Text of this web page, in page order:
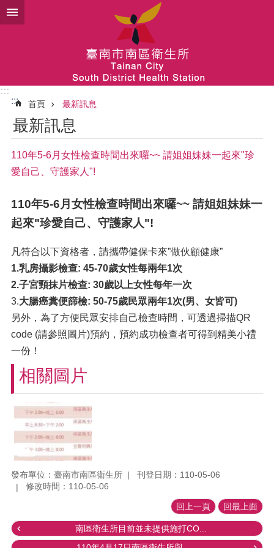
跳到主要內容區塊
:::
:::
首頁 最新訊息
最新訊息
110年5-6月女性檢查時間出來囉~~ 請姐姐妹妹一起來"珍
愛自己、守護家人"!
110年5-6月女性檢查時間出來囉~~ 請姐姐妹妹一
起來"珍愛自己、守護家人"!
凡符合以下資格者，請攜帶健保卡來”做伙顧健康”
1.乳房攝影檢查: 45-70歲女性每兩年1次
2.子宮頸抹片檢查: 30歲以上女性每年一次
3.大腸癌糞便篩檢: 50-75歲民眾兩年1次(男、女皆可)
另外，為了方便民眾安排自己檢查時間，可透過掃描QR
code (請參照圖片)預約，預約成功檢查者可得到精美小禮
一份！
相關圖片
發布單位：臺南市南區衛生所
刊登日期：110-05-06
修改時間：110-05-06
回上一頁 回最上面
南區衛生所目前並未提供施打CO...